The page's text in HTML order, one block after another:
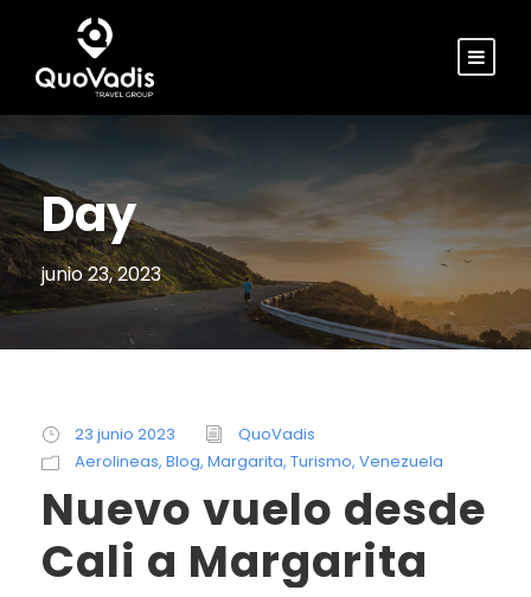
Day
junio 23, 2023
23 junio 2023
QuoVadis
Aerolineas, Blog, Margarita, Turismo, Venezuela
Nuevo vuelo desde
Cali a Margarita